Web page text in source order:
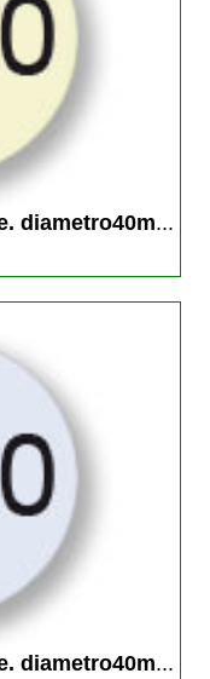
diametro40m...
diametro40m...